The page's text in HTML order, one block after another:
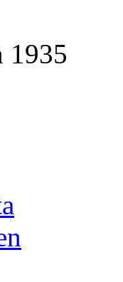
1935